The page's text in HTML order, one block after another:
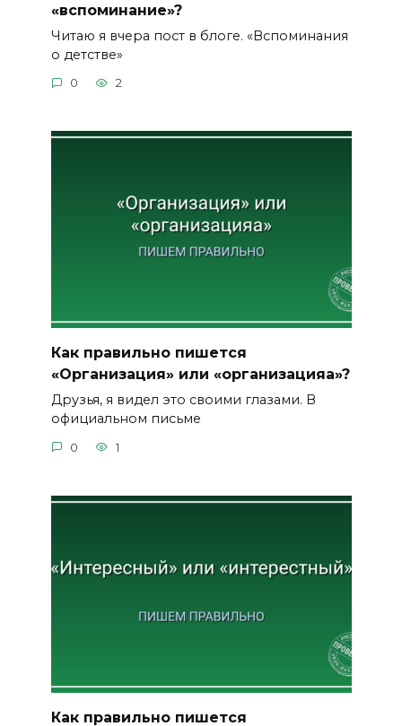
«вспоминание»?
Читаю я вчера пост в блоге. «Вспоминания
о детстве»
0 2
Как правильно пишется
«Организация» или «организацияа»?
Друзья, я видел это своими глазами. В
официальном письме
0 1
Как правильно пишется